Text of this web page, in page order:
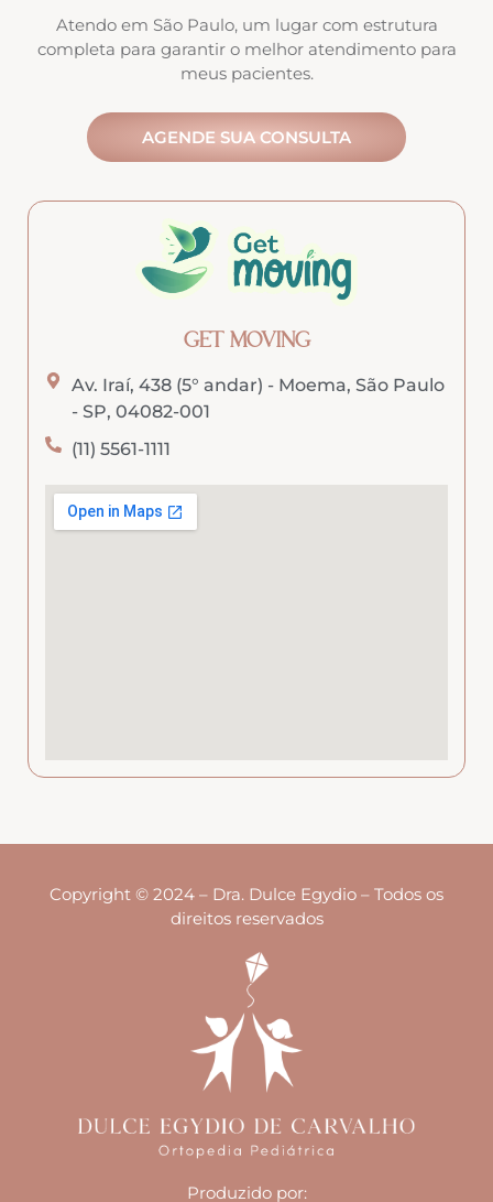
Atendo em São Paulo, um lugar com estrutura
completa para garantir o melhor atendimento para
meus pacientes.
AGENDE SUA CONSULTA
GET MOVING
Av. Iraí, 438 (5° andar) - Moema, São Paulo
- SP, 04082-001
(11) 5561-1111
Copyright © 2024 – Dra. Dulce Egydio – Todos os
direitos reservados
Produzido por: